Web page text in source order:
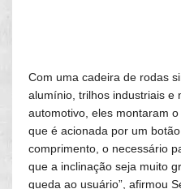
Com uma cadeira de rodas
alumínio, trilhos industriais e
automotivo, eles montaram o
que é acionada por um
comprimento, o necessário
que a inclinação seja muito
queda ao usuário”, afirmou